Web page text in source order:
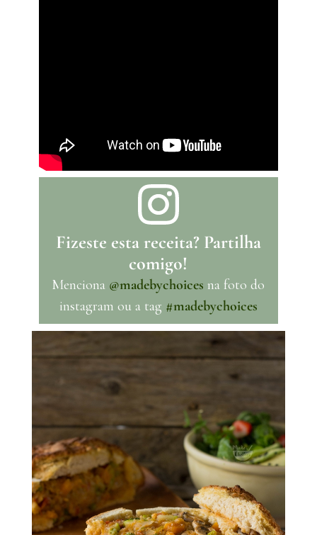
Fizeste esta receita? Partilha
comigo!
Menciona @madebychoices na foto do
instagram ou a tag #madebychoices